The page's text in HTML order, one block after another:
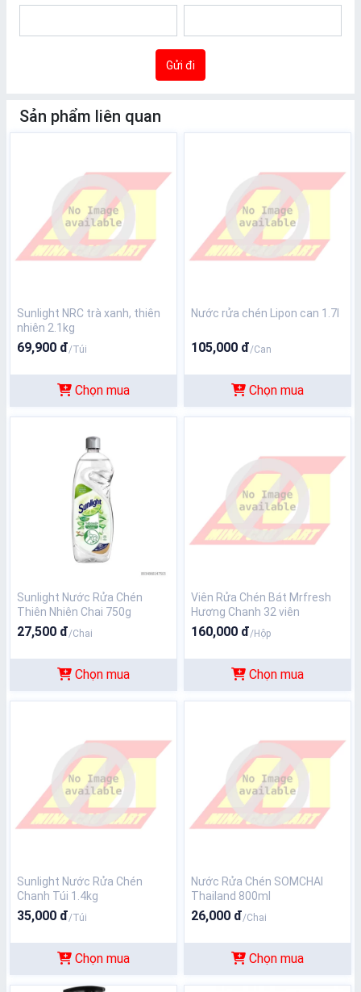
Gửi đi
Sản phẩm liên quan
Sunlight NRC trà xanh, thiên
nhiên 2.1kg
69,900 đ/Túi
Chọn mua
Nước rửa chén Lipon can 1.7l
105,000 đ/Can
Chọn mua
Sunlight Nước Rửa Chén
Thiên Nhiên Chai 750g
27,500 đ/Chai
Chọn mua
Viên Rửa Chén Bát Mrfresh
Hương Chanh 32 viên
160,000 đ/Hộp
Chọn mua
Sunlight Nước Rửa Chén
Chanh Túi 1.4kg
35,000 đ/Túi
Chọn mua
Nước Rửa Chén SOMCHAI
Thailand 800ml
26,000 đ/Chai
Chọn mua